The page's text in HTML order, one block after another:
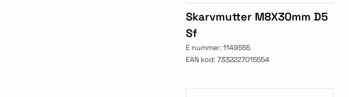
Skarvmutter M8X30mm D5
Sf
E nummer: 1149555
EAN kod: 7332227015554